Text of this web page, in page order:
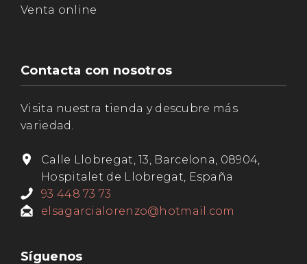
Venta online
Contacta con nosotros
Visita nuestra tienda y descubre más
variedad.
Calle Llobregat, 13, Barcelona, 08904,
Hospitalet de Llobregat, España
93 448 73 73
elsagarcialorenzo@hotmail.com
Síguenos